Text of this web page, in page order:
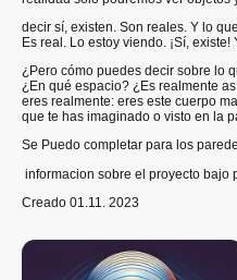
decir sí, existen. Son reales. Y lo
Es real. Lo estoy viendo. ¡Sí, existe!
¿Pero cómo puedes decir sobre lo
¿En qué espacio? ¿Es realmente
eres realmente: eres este cuerpo
que te has imaginado o visto en la
Se Puedo completar para los
informacion sobre el proyecto bajo
Creado 01.11. 2023